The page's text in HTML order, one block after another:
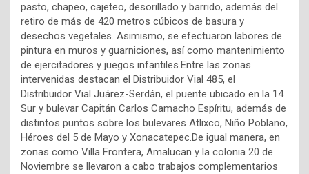
pasto, chapeo, cajeteo, desorillado y barrido, además del
retiro de más de 420 metros cúbicos de basura y
desechos vegetales. Asimismo, se efectuaron labores de
pintura en muros y guarniciones, así como mantenimiento
de ejercitadores y juegos infantiles.Entre las zonas
intervenidas destacan el Distribuidor Vial 485, el
Distribuidor Vial Juárez-Serdán, el puente ubicado en la 14
Sur y bulevar Capitán Carlos Camacho Espíritu, además de
distintos puntos sobre los bulevares Atlixco, Niño Poblano,
Héroes del 5 de Mayo y Xonacatepec.De igual manera, en
zonas como Villa Frontera, Amalucan y la colonia 20 de
Noviembre se llevaron a cabo trabajos complementarios